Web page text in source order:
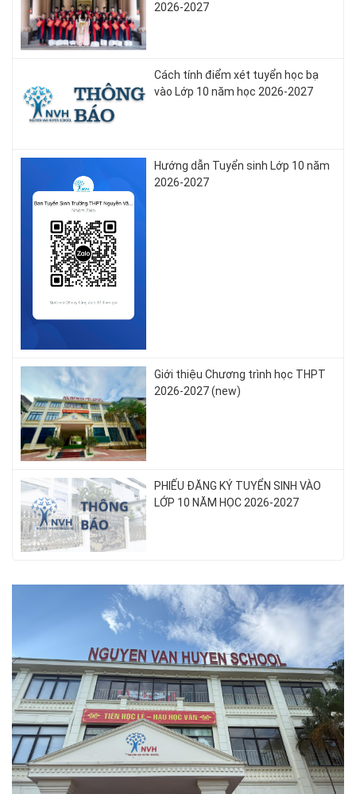
2026-2027
Cách tính điểm xét tuyển học bạ
vào Lớp 10 năm học 2026-2027
Hướng dẫn Tuyển sinh Lớp 10 năm
2026-2027
Giới thiệu Chương trình học THPT
2026-2027 (new)
PHIẾU ĐĂNG KÝ TUYỂN SINH VÀO
LỚP 10 NĂM HỌC 2026-2027